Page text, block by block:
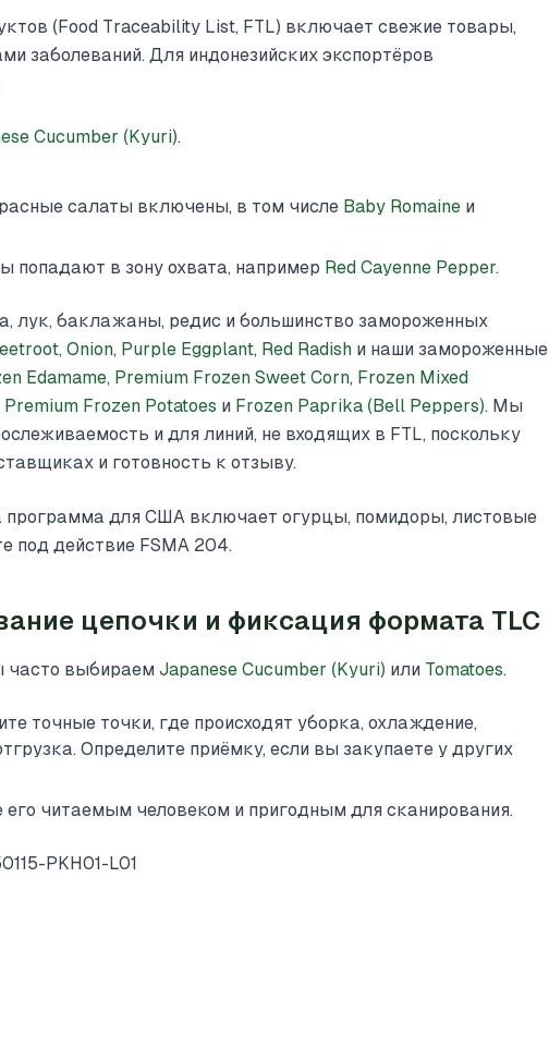
(Food Traceability List, FTL) включает свежие товары,
заболеваний. Для индонезийских экспортёров
Cucumber (Kyuri).
салаты включены, в том числе Baby Romaine и
попадают в зону охвата, например Red Cayenne Pepper.
лук, баклажаны, редис и большинство замороженных
, Onion, Purple Eggplant, Red Radish и наши замороженные
Edamame, Premium Frozen Sweet Corn, Frozen Mixed
Premium Frozen Potatoes и Frozen Paprika (Bell Peppers). Мы
и для линий, не входящих в FTL, поскольку
и готовность к отзыву.
программа для США включает огурцы, помидоры, листовые
под действие FSMA 204.
цепочки и фиксация формата TLC
часто выбираем Japanese Cucumber (Kyuri) или Tomatoes.
точные точки, где происходят уборка, охлаждение,
Определите приёмку, если вы закупаете у других
его читаемым человеком и пригодным для сканирования.
PKH01-L01